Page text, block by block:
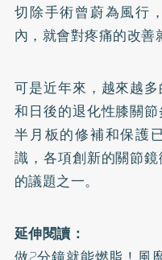
切除手術曾蔚為風行
內，就會對疼痛的改善
可是近年來，越來越
和日後的退化性膝關
半月板的修補和保護
識，各項創新的關節
的議題之一。
延伸閱讀：